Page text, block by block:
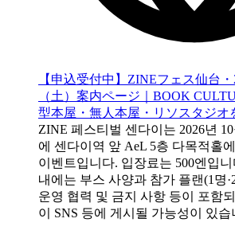
【申込受付中】ZINEフェス仙台・
（土）案内ページ｜BOOK
型本屋・無人本屋・リソスタジオ
ZINE 페스티벌 센다이는 2026년 10
에 센다이역 앞 AeL 5층 다목적홀
이벤트입니다. 입장료는 500엔입
내에는 부스 사양과 참가 플랜(1명
운영 협력 및 금지 사항 등이 포함
이 SNS 등에 게시될 가능성이 있습